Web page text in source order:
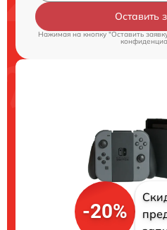
Оставить
Нажимая на кнопку "Оставить
-20%